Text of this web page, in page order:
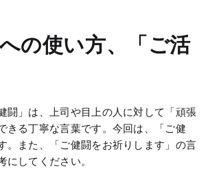
の使い方、「ご活
闘」は、上司や目上の人に対して「頑張
きる丁寧な言葉です。今回は、「ご健
。また、「ご健闘をお祈りします」の言
してください。